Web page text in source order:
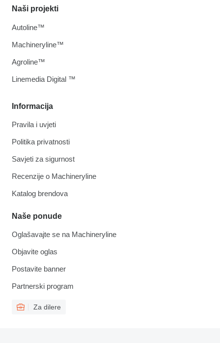
Informacija
Pravila i uvjeti
Politika privatnosti
Savjeti za sigurnost
Recenzije o Machineryline
Katalog brendova
Naše ponude
Oglašavajte se na Machineryline
Objavite oglas
Postavite banner
Partnerski program
Za dilere
Naši projekti
Autoline™
Machineryline™
Agroline™
Linemedia Digital ™